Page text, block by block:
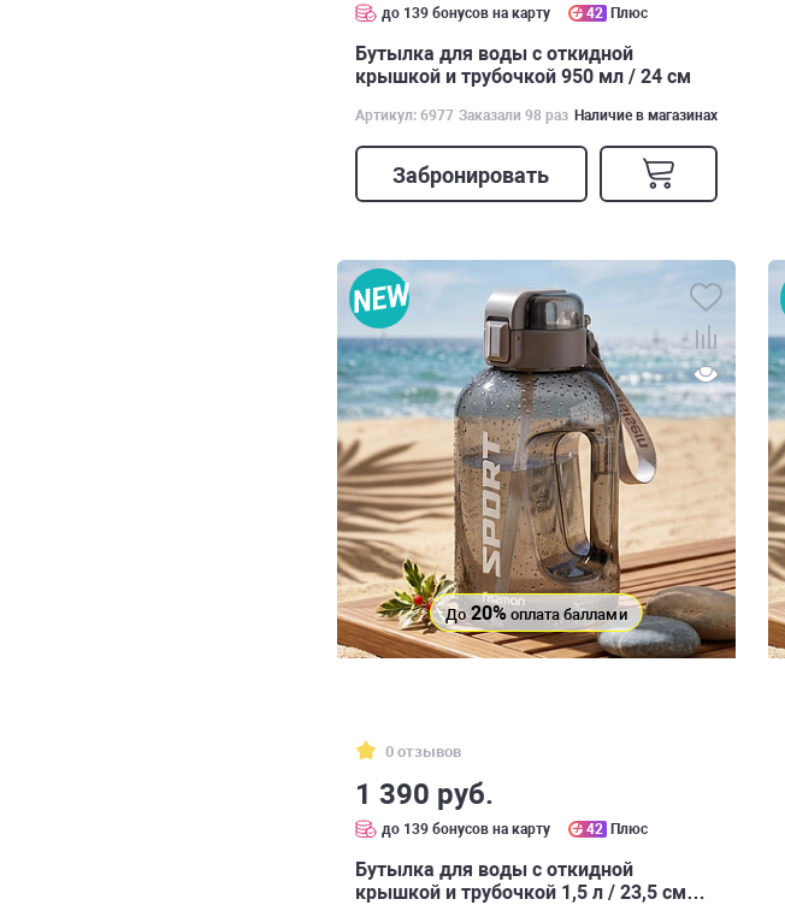
до 139 бонусов на карту 42 Плюс
Бутылка для воды с откидной
крышкой и трубочкой 950 мл / 24 см
Артикул: 6977 Заказали 98 раз Наличие в магазинах
Забронировать
До20%оплата баллами
0 отзывов
1 390 руб.
до 139 бонусов на карту 42 Плюс
Бутылка для воды с откидной
крышкой и трубочкой 1,5 л / 23,5 см